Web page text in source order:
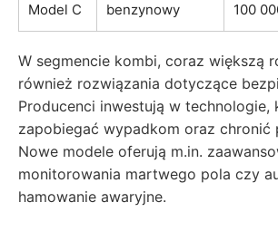
Model C benzynowy 100
W ‌segmencie kombi, ‍coraz większą
również rozwiązania ‍dotyczące
Producenci inwestują w technologie,
zapobiegać⁢ wypadkom oraz chronić
Nowe modele oferują m.in.
monitorowania‍ martwego pola⁣ czy
hamowanie awaryjne.